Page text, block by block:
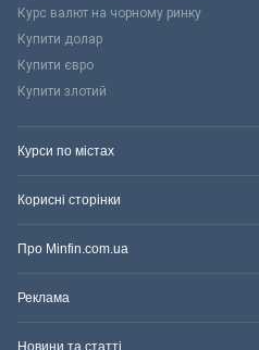
Курс валют на чорному ринку
Купити долар
Купити євро
Купити злотий
Курси по містах
Корисні сторінки
Про Minfin.com.ua
Реклама
Новини та статті